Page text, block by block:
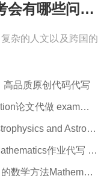
考试周，作业季又来了，该如何选代写？便宜的代写、代考会有哪些问题？
杂的人文以及跨国的
品质原创代码代写
论文代做 exam代考
天文学Assignment代做
写离散 组合数学Assignment代做
Methods代写